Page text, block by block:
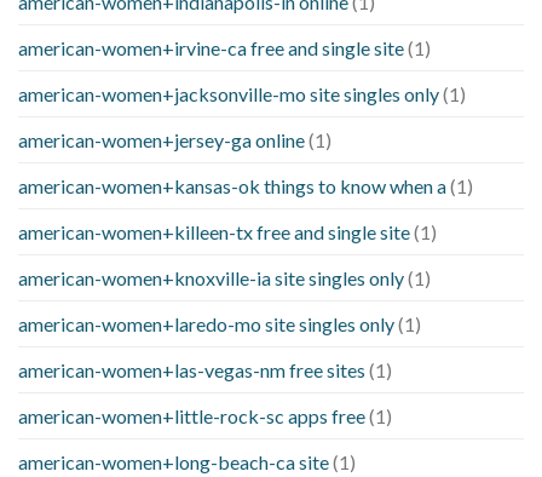
american-women+irvine-ca free and single site(1)
american-women+jacksonville-mo site singles only(1)
american-women+jersey-ga online(1)
american-women+kansas-ok things to know when a(1)
american-women+killeen-tx free and single site(1)
american-women+knoxville-ia site singles only(1)
american-women+laredo-mo site singles only(1)
american-women+las-vegas-nm free sites (1)
american-women+little-rock-sc apps free(1)
american-women+long-beach-ca site(1)